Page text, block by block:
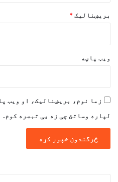
بریښنالیک *
ویب پاڼه
زما نوم، بریښنالیک، او ویب
لپاره وساتئ چې زه یې تبصره کوم.